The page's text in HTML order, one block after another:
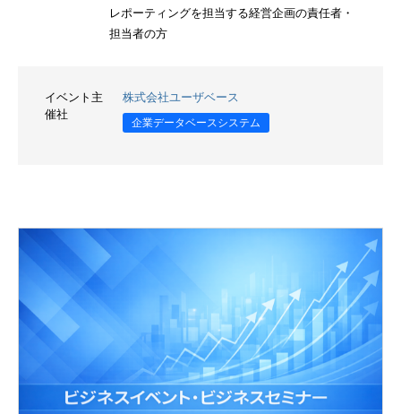
レポーティングを担当する経営企画の責任者・
担当者の方
イベント主
催社
株式会社ユーザベース
企業データベースシステム